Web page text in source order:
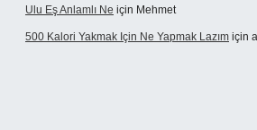
Ulu Eş Anlamlı Ne için Mehmet
500 Kalori Yakmak Için Ne Yapmak Lazım için